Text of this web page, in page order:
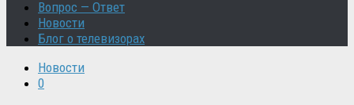
Вопрос — Ответ
Новости
Блог о телевизорах
Новости
0